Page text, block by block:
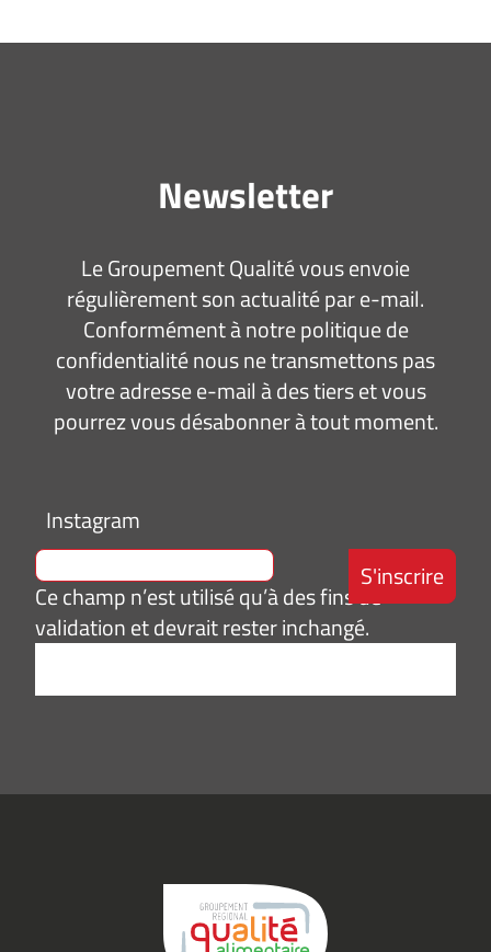
Newsletter
Le Groupement Qualité vous envoie
régulièrement son actualité par e-mail.
Conformément à notre politique de
confidentialité nous ne transmettons pas
votre adresse e-mail à des tiers et vous
pourrez vous désabonner à tout moment.
Instagram
Ce champ n’est utilisé qu’à des fins de
validation et devrait rester inchangé.
e-